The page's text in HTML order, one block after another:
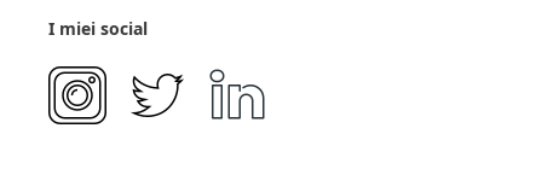
I miei social